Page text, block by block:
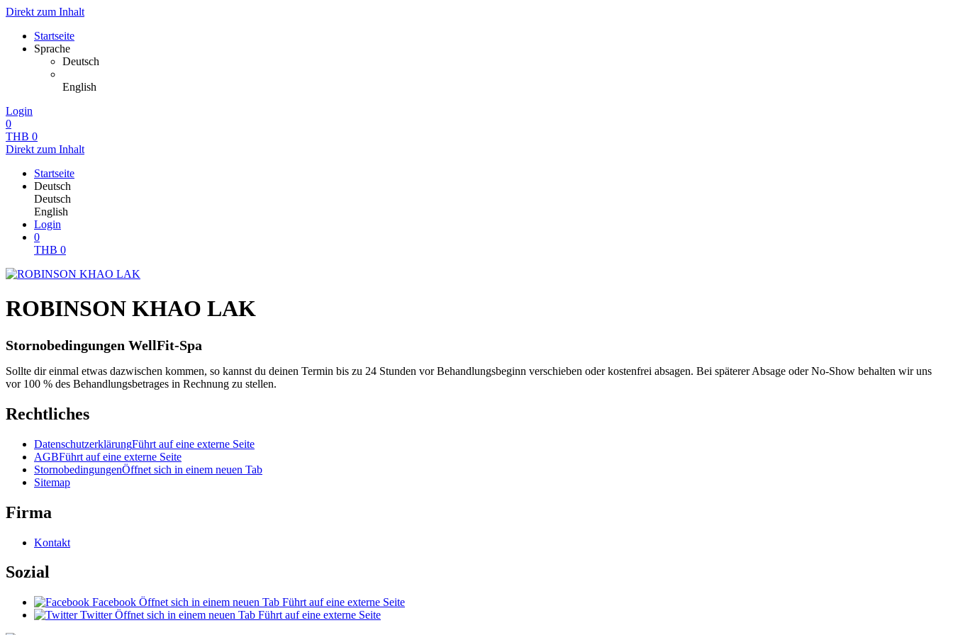
Direkt zum Inhalt
Startseite
Sprache
Deutsch
English
Login
0
THB 0
Direkt zum Inhalt
Startseite
Deutsch
Deutsch
English
Login
0
THB 0
ROBINSON KHAO LAK
Stornobedingungen WellFit-Spa
Sollte dir einmal etwas dazwischen kommen, so kannst du deinen Termin bis zu 24 Stunden vor Behandlungsbeginn verschieben oder kostenfrei absagen. Bei späterer Absage oder No-Show behalten wir uns
vor 100 % des Behandlungsbetrages in Rechnung zu stellen.
Rechtliches
DatenschutzerklärungFührt auf eine externe Seite
AGBFührt auf eine externe Seite
StornobedingungenÖffnet sich in einem neuen Tab
Sitemap
Firma
Kontakt
Sozial
Facebook Öffnet sich in einem neuen Tab Führt auf eine externe Seite
Twitter Öffnet sich in einem neuen Tab Führt auf eine externe Seite